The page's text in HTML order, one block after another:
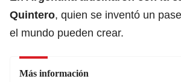
Quintero, quien se inventó un
el mundo pueden crear.
Más información